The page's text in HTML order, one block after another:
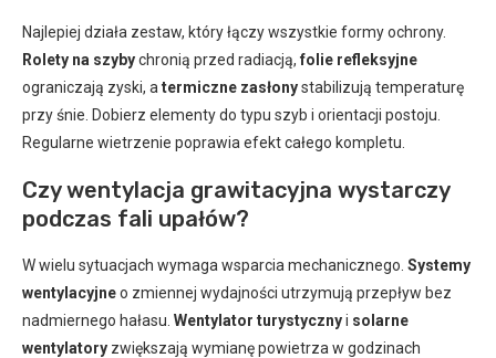
Najlepiej działa zestaw, który łączy wszystkie formy ochrony.
Rolety na szybychronią przed radiacją, folie refleksyjne
ograniczają zyski, a termiczne zasłonystabilizują temperaturę
przy śnie. Dobierz elementy do typu szyb i orientacji postoju.
Regularne wietrzenie poprawia efekt całego kompletu.
Czy wentylacja grawitacyjna wystarczy
podczas fali upałów?
W wielu sytuacjach wymaga wsparcia mechanicznego. Systemy
wentylacyjneo zmiennej wydajności utrzymują przepływ bez
nadmiernego hałasu. Wentylator turystycznyi solarne
wentylatory zwiększają wymianę powietrza w godzinach